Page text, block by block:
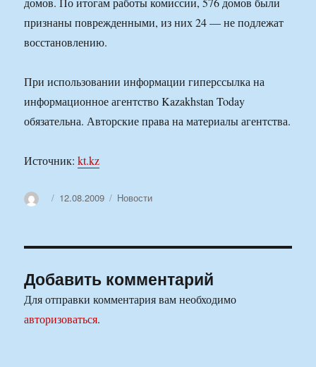
признаны поврежденными, из них 24 — не подлежат
восстановлению.
При использовании информации гиперссылка на
информационное агентство Kazakhstan Today
обязательна. Авторские права на материалы агентства.
Источник:kt.kz
АвторОпубликовано
12.08.2009 Рубрики
Новости
Добавить комментарий
Для отправки комментария вам необходимо
авторизоваться.